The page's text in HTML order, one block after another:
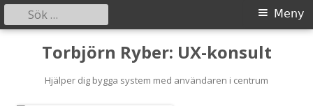
Torbjörn Ryber: UX-konsult
Hjälper dig bygga system med användaren i centrum
Primär
meny
Meny
Sök
efter: